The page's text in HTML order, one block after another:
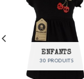
ENFANTS
30 PRODUITS